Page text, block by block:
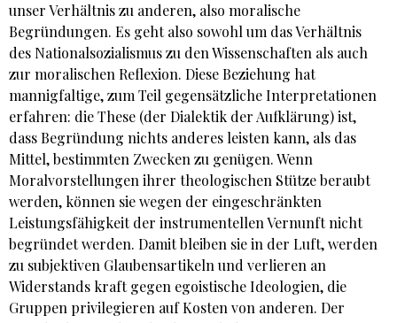
unser Verhältnis zu anderen, also moralische
Begründungen. Es geht also sowohl um das Verhältnis
des Nationalsozialismus zu den Wissenschaften als auch
zur moralischen Reflexion. Diese Beziehung hat
mannigfaltige, zum Teil gegensätzliche Interpretationen
erfahren: die These (der Dialektik der Aufklärung) ist,
dass Begründung nichts anderes leisten kann, als das
Mittel, bestimmten Zwecken zu genügen. Wenn
Moralvorstellungen ihrer theologischen Stütze beraubt
werden, können sie wegen der eingeschränkten
Leistungsfähigkeit der instrumentellen Vernunft nicht
begründet werden. Damit bleiben sie in der Luft, werden
zu subjektiven Glaubensartikeln und verlieren an
Widerstands­ kraft gegen egoistische Ideologien, die
Gruppen privilegieren auf Kosten von anderen. Der